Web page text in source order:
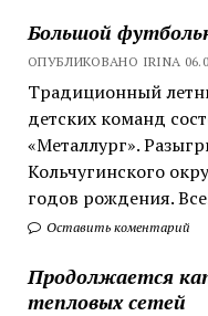
Большой
ОПУБЛИКОВАНО IRINA
Традиционный
детских команд
«Металлург».
Кольчугинского
годов рождения.
Оставить коментарий
Продолжается
тепловых сетей